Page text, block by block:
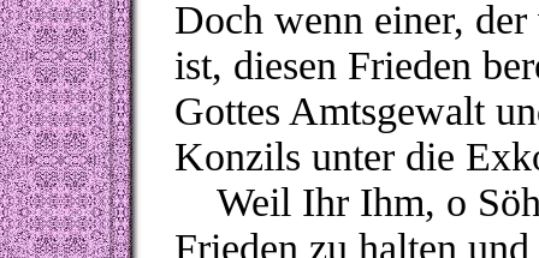
Doch wenn einer,
ist, diesen Frieden
Gottes Amtsgewalt
Konzils unter die
Weil Ihr Ihm, o
Frieden zu halten